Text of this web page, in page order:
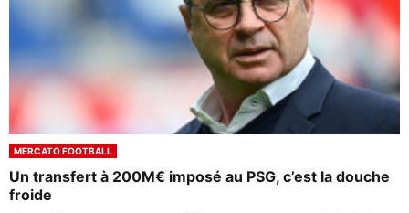
MERCATO FOOTBALL
Un transfert à 200M€ imposé au PSG, c’est la douche
froide